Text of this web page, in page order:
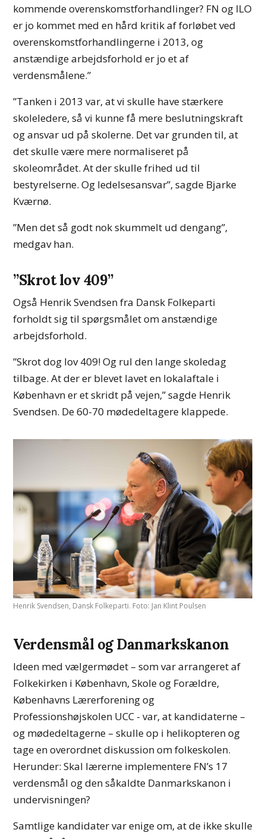
kommende overenskomstforhandlinger? FN og ILO
er jo kommet med en hård kritik af forløbet ved
overenskomstforhandlingerne i 2013, og
anstændige arbejdsforhold er jo et af
verdensmålene.”
”Tanken i 2013 var, at vi skulle have stærkere
skoleledere, så vi kunne få mere beslutningskraft
og ansvar ud på skolerne. Det var grunden til, at
det skulle være mere normaliseret på
skoleområdet. At der skulle frihed ud til
bestyrelserne. Og ledelsesansvar”, sagde Bjarke
Kværnø.
”Men det så godt nok skummelt ud dengang”,
medgav han.
”Skrot lov 409”
Også Henrik Svendsen fra Dansk Folkeparti
forholdt sig til spørgsmålet om anstændige
arbejdsforhold.
”Skrot dog lov 409! Og rul den lange skoledag
tilbage. At der er blevet lavet en lokalaftale i
København er et skridt på vejen,” sagde Henrik
Svendsen. De 60-70 mødedeltagere klappede.
Henrik Svendsen, Dansk Folkeparti. Foto: Jan Klint Poulsen
Verdensmål og Danmarkskanon
Ideen med vælgermødet – som var arrangeret af
Folkekirken i København, Skole og Forældre,
Københavns Lærerforening og
Professionshøjskolen UCC - var, at kandidaterne –
og mødedeltagerne – skulle op i helikopteren og
tage en overordnet diskussion om folkeskolen.
Herunder: Skal lærerne implementere FN’s 17
verdensmål og den såkaldte Danmarkskanon i
undervisningen?
Samtlige kandidater var enige om, at de ikke skulle